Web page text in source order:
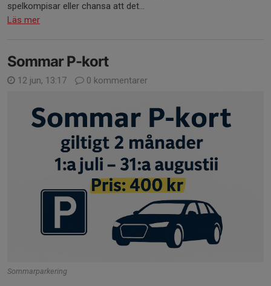
spelkompisar eller chansa att det...
Läs mer
Sommar P-kort
12 jun, 13:17 0 kommentarer
Sommarparkering